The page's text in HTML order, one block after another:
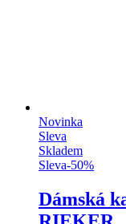
Novinka
Sleva
Skladem
Sleva-50%
Dámská